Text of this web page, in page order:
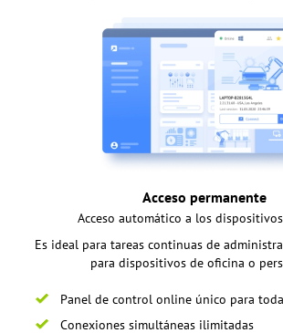
Acceso permanente
Acceso automático a los
Es ideal para tareas continuas de
para dispositivos de oficina o
Panel de control online único para
Conexiones simultáneas ilimitadas